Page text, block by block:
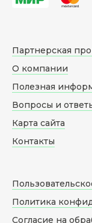
Партнерская
О компании
Полезная
Вопросы и
Карта сайта
Контакты
Политика
Согласие на